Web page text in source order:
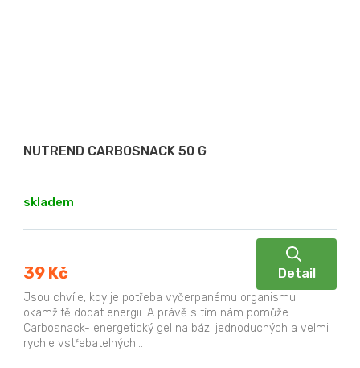
NUTREND CARBOSNACK 50 G
skladem
39 Kč Detail
Jsou chvíle, kdy je potřeba vyčerpanému organismu
okamžitě dodat energii. A právě s tím nám pomůže
Carbosnack- energetický gel na bázi jednoduchých a velmi
rychle vstřebatelných...